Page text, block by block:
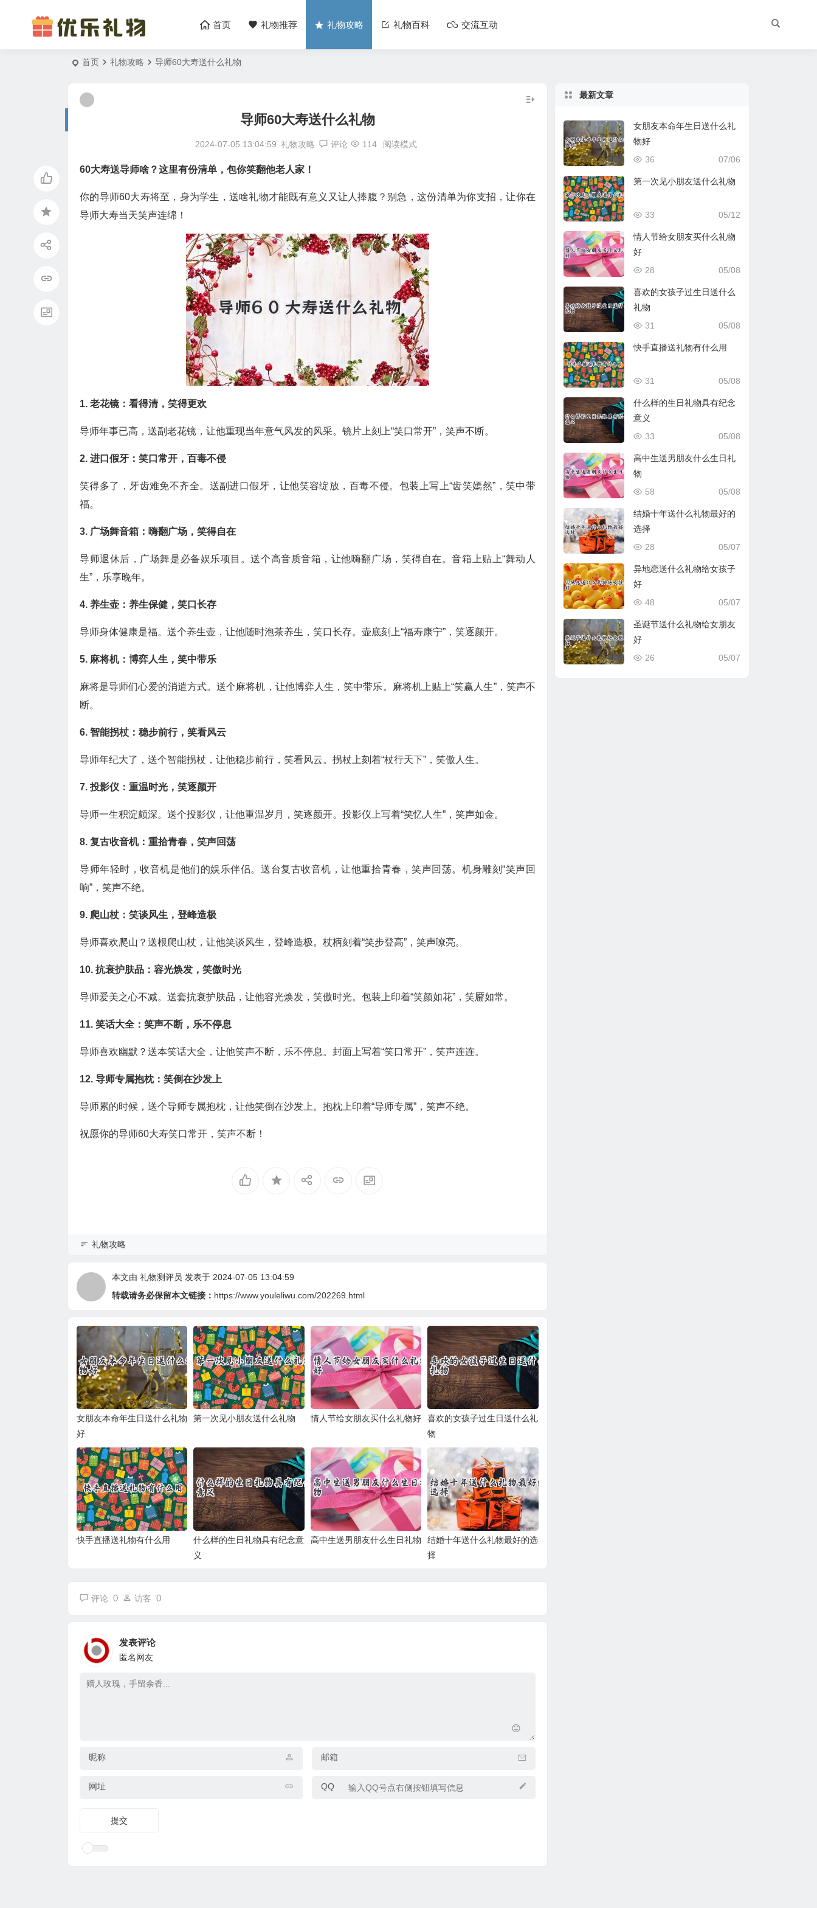
首页 礼物推荐 礼物攻略 礼物百科 交流互动
首页 礼物攻略 导师60大寿送什么礼物
导师60大寿送什么礼物
2024-07-05 13:04:59 礼物攻略 评论 114 阅读模式
60大寿送导师啥？这里有份清单，包你笑翻他老人家！
你的导师60大寿将至，身为学生，送啥礼物才能既有意义又让人捧腹？别急，这份清单为你支招，让你在
导师大寿当天笑声连绵！
1. 老花镜：看得清，笑得更欢
导师年事已高，送副老花镜，让他重现当年意气风发的风采。镜片上刻上“笑口常开”，笑声不断。
2. 进口假牙：笑口常开，百毒不侵
笑得多了，牙齿难免不齐全。送副进口假牙，让他笑容绽放，百毒不侵。包装上写上“齿笑嫣然”，笑中带
福。
3. 广场舞音箱：嗨翻广场，笑得自在
导师退休后，广场舞是必备娱乐项目。送个高音质音箱，让他嗨翻广场，笑得自在。音箱上贴上“舞动人
生”，乐享晚年。
4. 养生壶：养生保健，笑口长存
导师身体健康是福。送个养生壶，让他随时泡茶养生，笑口长存。壶底刻上“福寿康宁”，笑逐颜开。
5. 麻将机：博弈人生，笑中带乐
麻将是导师们心爱的消遣方式。送个麻将机，让他博弈人生，笑中带乐。麻将机上贴上“笑赢人生”，笑声不
断。
6. 智能拐杖：稳步前行，笑看风云
导师年纪大了，送个智能拐杖，让他稳步前行，笑看风云。拐杖上刻着“杖行天下”，笑傲人生。
7. 投影仪：重温时光，笑逐颜开
导师一生积淀颇深。送个投影仪，让他重温岁月，笑逐颜开。投影仪上写着“笑忆人生”，笑声如金。
8. 复古收音机：重拾青春，笑声回荡
导师年轻时，收音机是他们的娱乐伴侣。送台复古收音机，让他重拾青春，笑声回荡。机身雕刻“笑声回
响”，笑声不绝。
9. 爬山杖：笑谈风生，登峰造极
导师喜欢爬山？送根爬山杖，让他笑谈风生，登峰造极。杖柄刻着“笑步登高”，笑声嘹亮。
10. 抗衰护肤品：容光焕发，笑傲时光
导师爱美之心不减。送套抗衰护肤品，让他容光焕发，笑傲时光。包装上印着“笑颜如花”，笑靥如常。
11. 笑话大全：笑声不断，乐不停息
导师喜欢幽默？送本笑话大全，让他笑声不断，乐不停息。封面上写着“笑口常开”，笑声连连。
12. 导师专属抱枕：笑倒在沙发上
导师累的时候，送个导师专属抱枕，让他笑倒在沙发上。抱枕上印着“导师专属”，笑声不绝。
祝愿你的导师60大寿笑口常开，笑声不断！
礼物攻略
本文由 礼物测评员 发表于 2024-07-05 13:04:59
转载请务必保留本文链接： https://www.youleliwu.com/202269.html
女朋友本命年生日送什么礼物
好
第一次见小朋友送什么礼物 情人节给女朋友买什么礼物好
喜欢的女孩子过生日送什么礼
物
快手直播送礼物有什么用
什么样的生日礼物具有纪念意
义
高中生送男朋友什么生日礼物
结婚十年送什么礼物最好的选
择
评论 0 访客 0
发表评论
匿名网友
昵称 邮箱
网址 QQ
最新文章
女朋友本命年生日送什么礼
物好
07/06
36
第一次见小朋友送什么礼物
05/12
33
情人节给女朋友买什么礼物
好
05/08
28
喜欢的女孩子过生日送什么
礼物
05/08
31
快手直播送礼物有什么用
05/08
31
什么样的生日礼物具有纪念
意义
05/08
33
高中生送男朋友什么生日礼
物
05/08
58
结婚十年送什么礼物最好的
选择
05/07
28
异地恋送什么礼物给女孩子
好
05/07
48
圣诞节送什么礼物给女朋友
好
05/07
26